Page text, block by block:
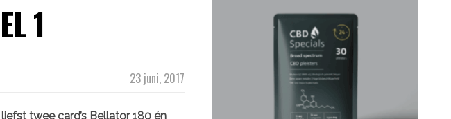
1
23 juni, 2017
twee card’s Bellator 180 én